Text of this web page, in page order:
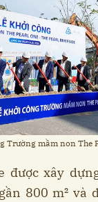
Trường mầm non The
được xây
800 m² và